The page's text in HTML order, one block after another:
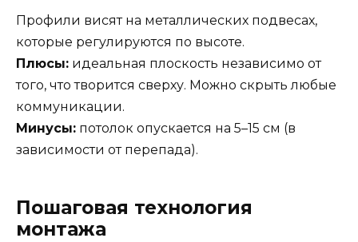
Профили висят на металлических подвесах,
которые регулируются по высоте.
Плюсы: идеальная плоскость независимо от
того, что творится сверху. Можно скрыть любые
коммуникации.
Минусы: потолок опускается на 5–15 см (в
зависимости от перепада).
Пошаговая технология
монтажа